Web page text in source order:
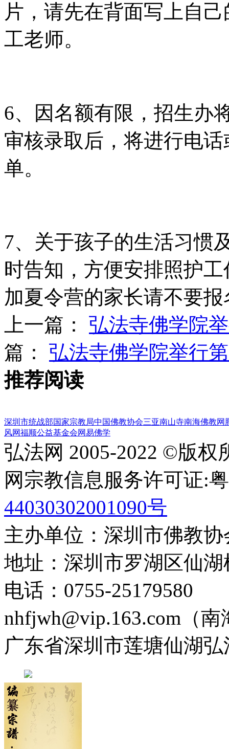
片，请先在背面写上自
工老师。
6、因名额有限，招生办
审核录取后，将进行电
单。
7、关于孩子的生活习惯
时告知，方便安排照护
加夏令营的家长请不要报
上一篇： 弘法寺佛学院
篇： 弘法寺佛学院举行
推荐阅读
深圳市统战部国家宗教局中国佛教协会三亚南山寺南海佛教网
风网福顺公益基金会网易佛学
弘法网 2005-2022 ©版权
网宗教信息服务许可证:
44030302001090号
主办单位：深圳市佛教
地址：深圳市罗湖区仙
电话：0755-25179580
nhfjwh@vip.163.com（南
广东省深圳市莲塘仙湖弘